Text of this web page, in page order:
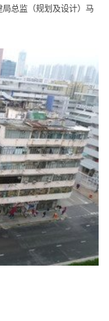
总监（规划及设计）马